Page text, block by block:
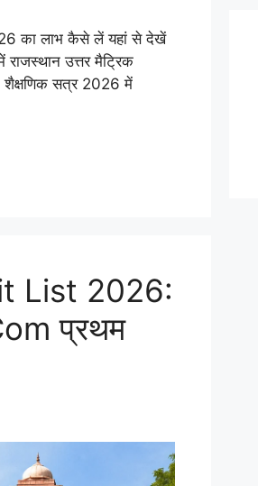
का लाभ कैसे लें यहां से देखें
उत्तर मैट्रिक
शैक्षणिक सत्र 2026 में
List 2026:
प्रथम